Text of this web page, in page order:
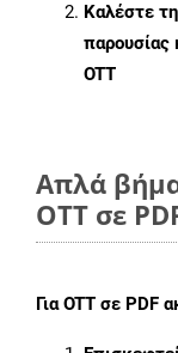
Καλέστε
παρουσίας
OTT
Απλά
OTT σε
ΓιαOTT σε PDF